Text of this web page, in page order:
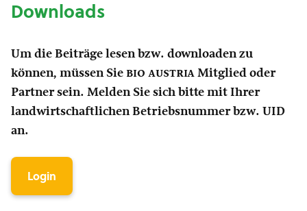
Downloads
Um die Beiträge lesen bzw. downloaden zu
können, müssen Sie bio austria Mitglied oder
Partner sein. Melden Sie sich bitte mit Ihrer
landwirtschaftlichen Betriebsnummer bzw. UID
an.
Login